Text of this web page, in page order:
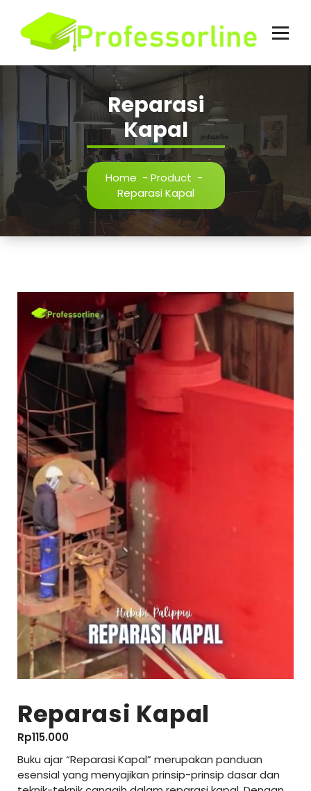
content
Reparasi
Kapal
Home - Product -
Reparasi Kapal
Reparasi Kapal
Rp115.000
Buku ajar “Reparasi Kapal” merupakan panduan
esensial yang menyajikan prinsip-prinsip dasar dan